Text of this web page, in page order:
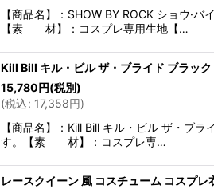
【商品名】：SHOW BY ROCK ショウ·
【素 材】：コスプレ専用生地【…
Kill Bill キル・ビル ザ・ブライド ブラッ
15,780円(税別)
(税込: 17,358円)
【商品名】：Kill Bill キル・ビル ザ・ブ
す。【素 材】：コスプレ専…
レースクイーン 風 コスチューム コスプレ